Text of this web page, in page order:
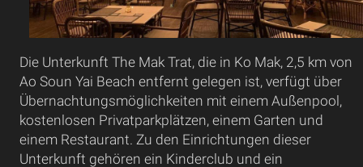
Die Unterkunft The Mak Trat, die in Ko Mak, 2,5 km von
Ao Soun Yai Beach entfernt gelegen ist, verfügt über
Übernachtungsmöglichkeiten mit einem Außenpool,
kostenlosen Privatparkplätzen, einem Garten und
einem Restaurant. Zu den Einrichtungen dieser
Unterkunft gehören ein Kinderclub und ein